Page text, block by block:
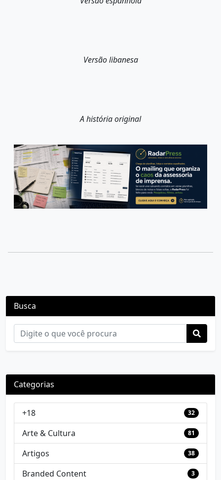
Versão libanesa
A história original
Busca
Categorias
+18 32
Arte & Cultura 81
Artigos 38
Branded Content 3